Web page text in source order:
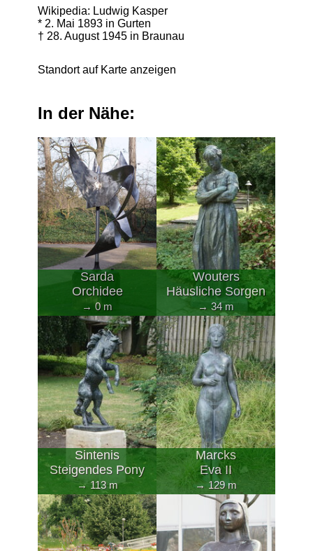
Wikipedia: Ludwig Kasper
* 2. Mai 1893 in Gurten
† 28. August 1945 in Braunau
Standort auf Karte anzeigen
In der Nähe:
Sarda
Orchidee
→ 0 m
Wouters
Häusliche Sorgen
→ 34 m
Sintenis
Steigendes Pony
→ 113 m
Marcks
Eva II
→ 129 m